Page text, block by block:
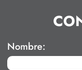
Nombre: